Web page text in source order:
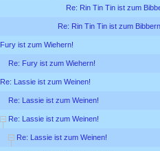
Re: Rin Tin Tin ist zum
Re: Rin Tin Tin ist zum
Fury ist zum Wiehern!
Re: Fury ist zum Wiehern!
Re: Lassie ist zum Weinen!
Re: Lassie ist zum Weinen!
Re: Lassie ist zum Weinen!
Re: Lassie ist zum Weinen!